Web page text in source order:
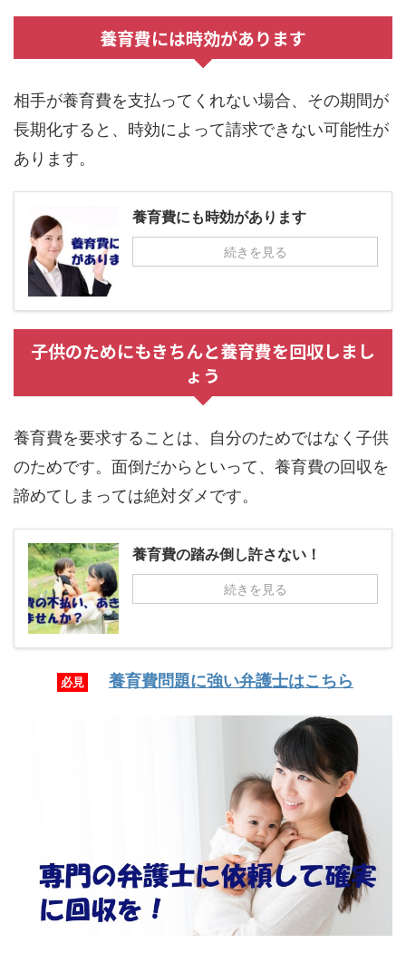
養育費には時効があります
相手が養育費を支払ってくれない場合、その期間が
長期化すると、時効によって請求できない可能性が
あります。
養育費にも時効があります
続きを見る
子供のためにもきちんと養育費を回収しまし
ょう
養育費を要求することは、自分のためではなく子供
のためです。面倒だからといって、養育費の回収を
諦めてしまっては絶対ダメです。
養育費の踏み倒し許さない！
続きを見る
必見 養育費問題に強い弁護士はこちら